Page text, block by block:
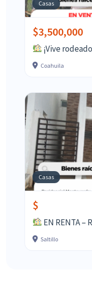
Casas
$3,500,000
¡Vive
Coahuila
Casas
$
EN RENTA
Saltillo